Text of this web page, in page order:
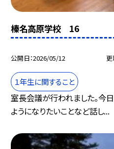
榛名高原学校 16
公開日 2026/05/12 更
１年生に関すること
室長会議が行われました。今
ようになりたいことなど話し...